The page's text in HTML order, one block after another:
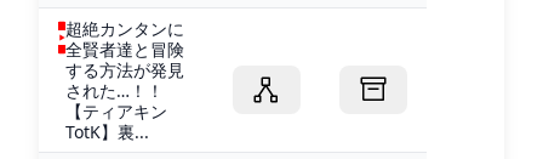
超絶カンタンに
全賢者達と冒険
する方法が発見
された…！！
【ティアキン
TotK】裏...